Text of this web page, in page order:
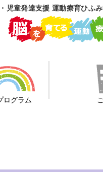
児童発達支援 運動療育ひふ
ログラム